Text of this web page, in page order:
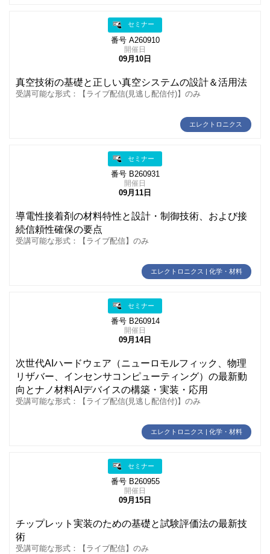
セミナー
番号 A260910
開催日
09月10日
真空技術の基礎と正しい真空システムの設計＆活用法
受講可能な形式：【ライブ配信(見逃し配信付)】のみ
エレクトロニクス
セミナー
番号 B260931
開催日
09月11日
導電性接着剤の材料特性と設計・制御技術、および接
続信頼性確保の要点
受講可能な形式：【ライブ配信】のみ
エレクトロニクス | 化学・材料
セミナー
番号 B260914
開催日
09月14日
次世代AIハードウェア（ニューロモルフィック、物理
リザバー、インセンサコンピューティング）の最新動
向とナノ材料AIデバイスの構築・実装・応用
受講可能な形式：【ライブ配信(見逃し配信付)】のみ
エレクトロニクス | 化学・材料
セミナー
番号 B260955
開催日
09月15日
チップレット実装のための基礎と試験評価法の最新技
術
受講可能な形式：【ライブ配信】のみ